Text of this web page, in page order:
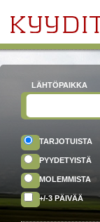
LÄHTÖPAIKKA
TARJOTUISTA
PYYDETYISTÄ
MOLEMMISTA
+/-3 PÄIVÄÄ